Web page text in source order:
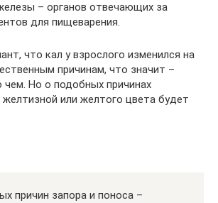
– органов отвечающих за
для пищеварения.
что кал у взрослого изменился на
причинам, что значит –
чем. Но о подобных причинах
желтизной или желтого цвета будет
причин запора и поноса –